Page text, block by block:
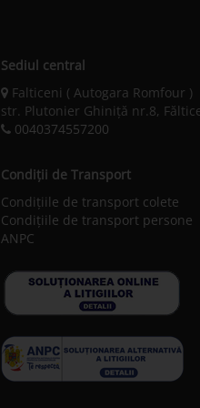
Sediul central
Falticeni ( Autogara Romfour )
str. Plutonier Ghiniţă nr.8,
0040374557200
Condiții de Transport
Condițiile de transport colete
Condițiile de transport persone
ANPC